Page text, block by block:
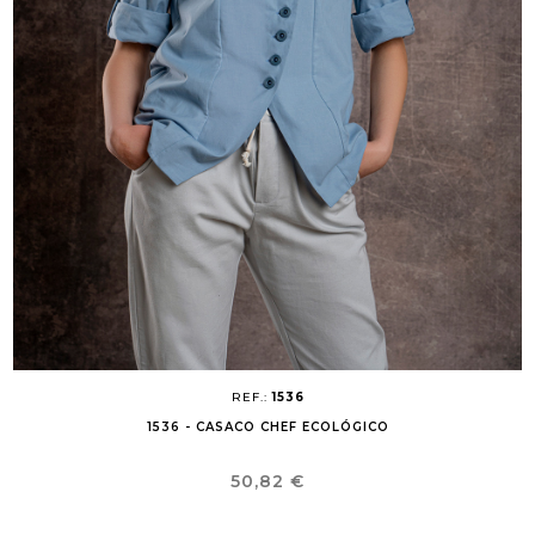
REF.:1536
1536 - CASACO CHEF ECOLÓGICO
Preço
50,82 €